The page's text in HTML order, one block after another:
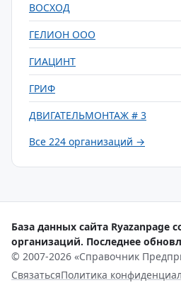
ВОСХОД
ГЕЛИОН ООО
ГИАЦИНТ
ГРИФ
ДВИГАТЕЛЬМОНТАЖ # 3
Все 224 организаций →
База данных сайта Ryazanpage
организаций. Последнее
© 2007-2026 «Справочник
СвязатьсяПолитика